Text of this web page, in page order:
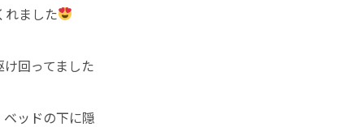
れました
回ってました
ッドの下に隠